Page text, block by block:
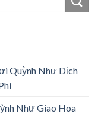
Quỳnh Như Dịch
Như Giao Hoa